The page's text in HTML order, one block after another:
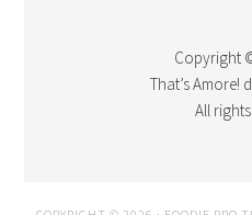
Copyright
That’s Amore!
All